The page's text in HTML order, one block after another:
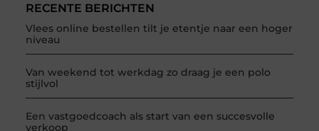
RECENTE BERICHTEN
Vlees online bestellen tilt je etentje naar een hoger
niveau
Van weekend tot werkdag zo draag je een polo
stijlvol
Een vastgoedcoach als start van een succesvolle
verkoop